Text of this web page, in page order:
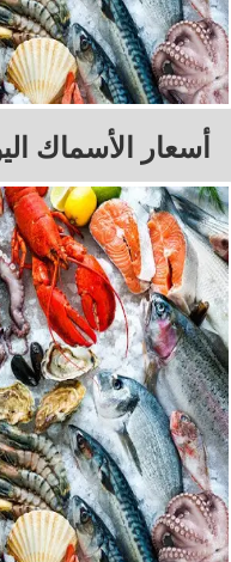
أسعار الأسماك اليوم